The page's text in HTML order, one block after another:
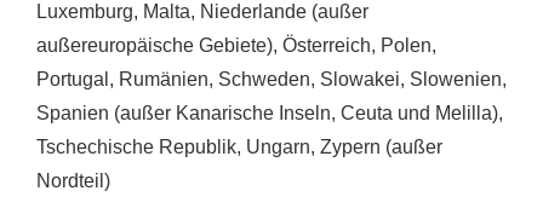
Luxemburg, Malta, Niederlande (außer
außereuropäische Gebiete), Österreich, Polen,
Portugal, Rumänien, Schweden, Slowakei, Slowenien,
Spanien (außer Kanarische Inseln, Ceuta und Melilla),
Tschechische Republik, Ungarn, Zypern (außer
Nordteil)